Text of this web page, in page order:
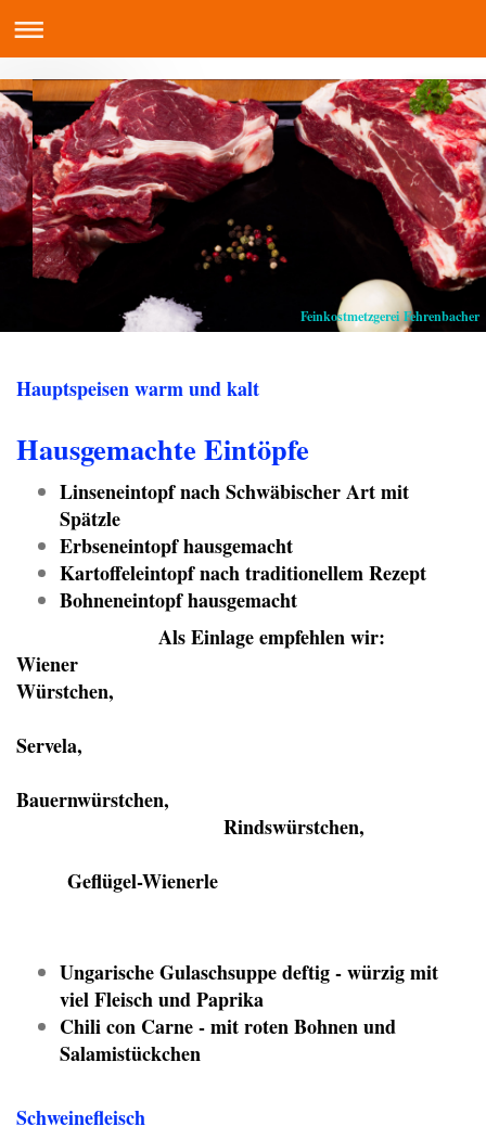
Feinkostmetzgerei Fehrenbacher
Hauptspeisen warm und kalt
Hausgemachte Eintöpfe
Linseneintopf nach Schwäbischer Art mit
Spätzle
Erbseneintopf hausgemacht
Kartoffeleintopf nach traditionellem Rezept
Bohneneintopf hausgemacht
Als Einlage empfehlen wir:
Wiener
Würstchen,
Servela,
Bauernwürstchen,
Rindswürstchen,
Geflügel-Wienerle
Ungarische Gulaschsuppe deftig - würzig mit
viel Fleisch und Paprika
Chili con Carne - mit roten Bohnen und
Salamistückchen
Schweinefleisch